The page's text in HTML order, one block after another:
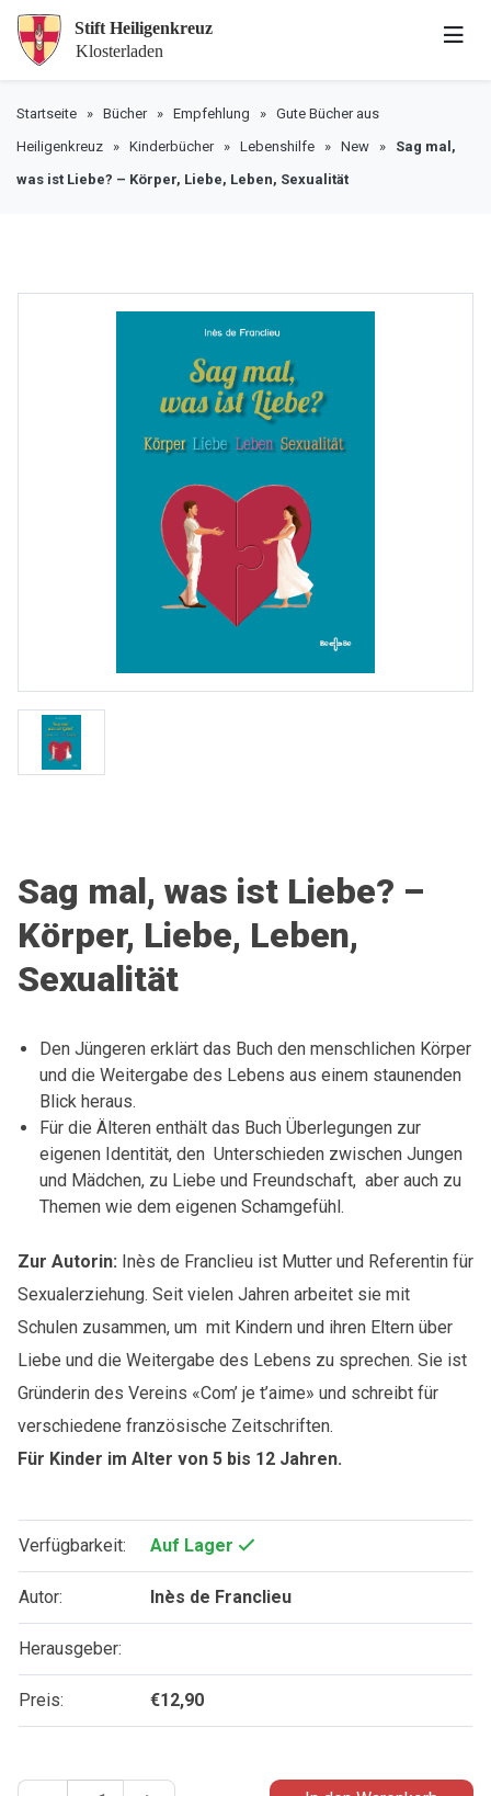
Startseite » Bücher» Empfehlung » Gute Bücher aus
Heiligenkreuz » Kinderbücher» Lebenshilfe » New » Sag mal,
was ist Liebe? – Körper, Liebe, Leben, Sexualität
Sag mal, was ist Liebe? –
Körper, Liebe, Leben,
Sexualität
Den Jüngeren erklärt das Buch den menschlichen Körper
und die Weitergabe des Lebens aus einem staunenden
Blick heraus.
Für die Älteren enthält das Buch Überlegungen zur
eigenen Identität, den Unterschieden zwischen Jungen
und Mädchen, zu Liebe und Freundschaft, aber auch zu
Themen wie dem eigenen Schamgefühl.
Zur Autorin: Inès de Franclieu ist Mutter und Referentin für
Sexualerziehung. Seit vielen Jahren arbeitet sie mit
Schulen zusammen, um mit Kindern und ihren Eltern über
Liebe und die Weitergabe des Lebens zu sprechen. Sie ist
Gründerin des Vereins «Com’ je t’aime» und schreibt für
verschiedene französische Zeitschriften.
Für Kinder im Alter von 5 bis 12 Jahren.
Verfügbarkeit: Auf Lager
Autor: Inès de Franclieu
Herausgeber:
Preis: €12,90